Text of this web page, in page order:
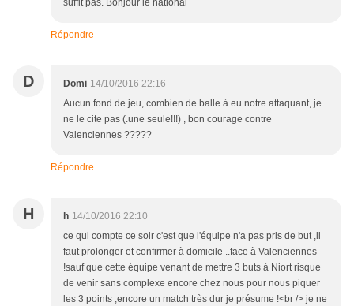
suffit pas. Bonjour le national
Répondre
D Domi 14/10/2016 22:16
Aucun fond de jeu, combien de balle à eu notre attaquant, je
ne le cite pas (.une seule!!!) , bon courage contre
Valenciennes ?????
Répondre
H h 14/10/2016 22:10
ce qui compte ce soir c'est que l'équipe n'a pas pris de but ,il
faut prolonger et confirmer à domicile ..face à Valenciennes
!sauf que cette équipe venant de mettre 3 buts à Niort risque
de venir sans complexe encore chez nous pour nous piquer
les 3 points ,encore un match très dur je présume !<br /> je ne